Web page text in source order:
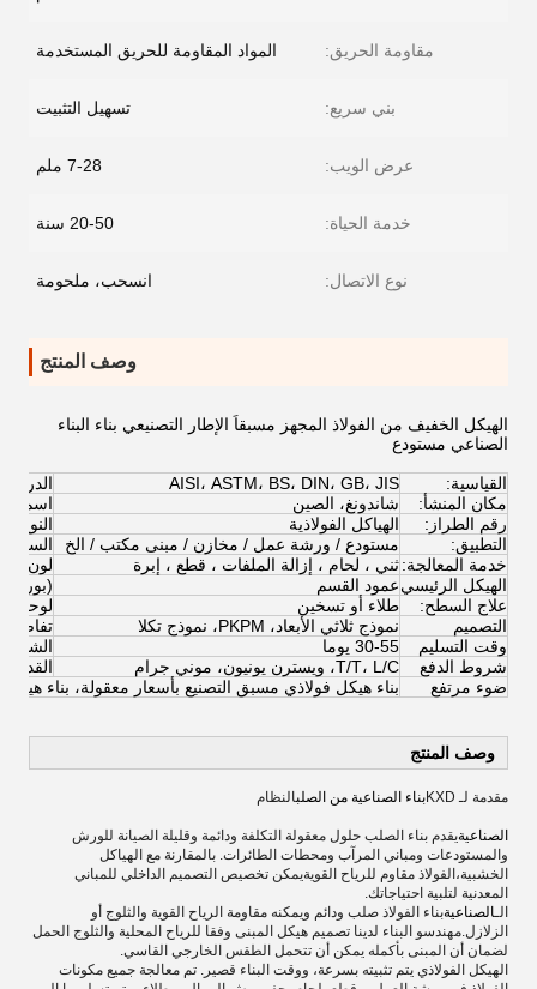
مقاومة الحريق: المواد المقاومة للحريق المستخدمة
بني سريع: تسهيل التثبيت
عرض الويب: 7-28 ملم
خدمة الحياة: 20-50 سنة
نوع الاتصال: انسحب، ملحومة
وصف المنتج
الهيكل الخفيف من الفولاذ المجهز مسبقاً الإطار التصنيعي بناء البناء
الصناعي مستودع
القياسية: AISI، ASTM، BS، DIN، GB، JIS
الدرجة:
مكان المنشأ:
شاندونغ، الصين
اسم
رقم الطراز:
الهياكل الفولاذية
النوع:
التطبيق:
مستودع / ورشة عمل / مخازن / مبنى مكتب / الخ
السعر:
خدمة المعالجة:ثني ، لحام ، إزالة الملفات ، قطع ، إبرة
لون
الهيكل الرئيسيعمود القسم
علاج السطح:
طلاء أو تسخين
لوحة
التصميم
نموذج ثلاثي الأبعاد، PKPM، نموذج تكلا
تفاصيل
وقت التسليم
30-55 يوما
شروط الدفع
T/T، L/C، ويسترن يونيون، موني جرام
القدرة
ضوء مرتفع
بناء هيكل فولاذي مسبق التصنيع بأسعار معقولة، بناء
وصف المنتج
مقدمة لـ KXD بناء الصناعية من الصلبالنظام
الصناعيةيقدم بناء الصلب حلول معقولة التكلفة ودائمة وقليلة الصيانة للورش
والمستودعات ومباني المرآب ومحطات الطائرات. بالمقارنة مع الهياكل
الخشبية،الفولاذ مقاوم للرياح القويةيمكن تخصيص التصميم الداخلي للمباني
المعدنية لتلبية احتياجاتك.
الـ الصناعيةبناء الفولاذ صلب ودائم ويمكنه مقاومة الرياح القوية والثلوج أو
الزلازل.مهندسو البناء لدينا تصميم هيكل المبنى وفقا للرياح المحلية والثلوج الحمل
لضمان أن المبنى بأكمله يمكن أن تتحمل الطقس الخارجي القاسي.
الهيكل الفولاذي يتم تثبيته بسرعة، ووقت البناء قصير. تم معالجة جميع مكونات